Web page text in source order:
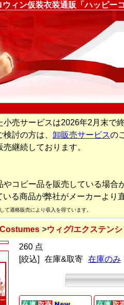
ィン仮装衣装通販「ハッピー
売サービスは2026年2月末で
討の方は、 卸販売サービスの
継続しております。
コピー品を販売している場合
いる商品が弊社がメーカーより
適格販売により収入を得ています。
ウィグ/エクステン
260 点
[絞込]
在庫&取寄 在庫のみ